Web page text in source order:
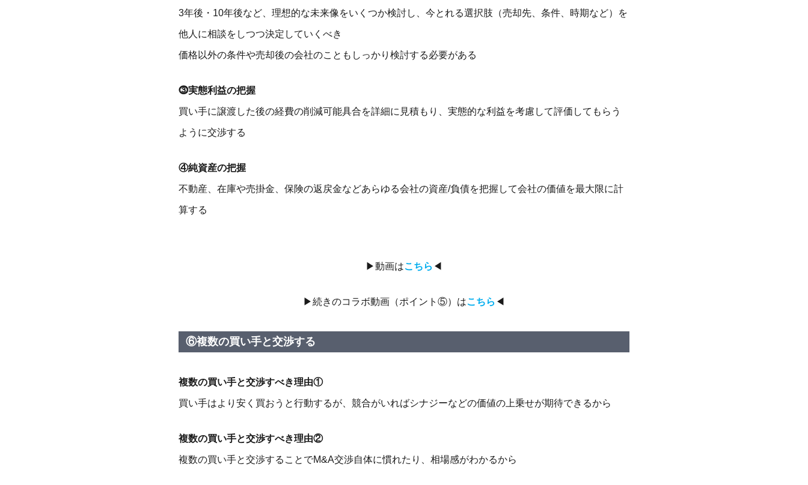
3年後・10年後など、理想的な未来像をいくつか検討し 、今とれる選択肢（売却先、条件、時期など）を
他人に相談をしつつ決定していくべき
価格以外の条件や売却後の会社のこともしっかり検討する必要がある
⓷実態利益の把握
買い手に譲渡した後の経費の削減可能具合を詳細に見積もり、 実態的な利益を考慮して評価してもらう
ように交渉する
④純資産の把握
不動産、在庫や売掛金、保険の返戻金などあらゆる会社の資産/負債を把握して会社の価値を最大限に計
算する
▶動画はこちら ◀
▶続きのコラボ動画（ポイント⑤）はこちら ◀
⑥複数の買い手と交渉する
複数の買い手と交渉すべき理由①
買い手はより安く買おうと行動するが、競合がいればシナジーなどの価値の上乗せが期待できるから
複数の買い手と交渉すべき理由②
複数の買い手と交渉することでM&A交渉自体に慣れたり、相場感がわかるから